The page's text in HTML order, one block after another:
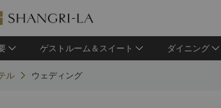
ゲストルーム＆スイート ダイニング
ル ウェディング